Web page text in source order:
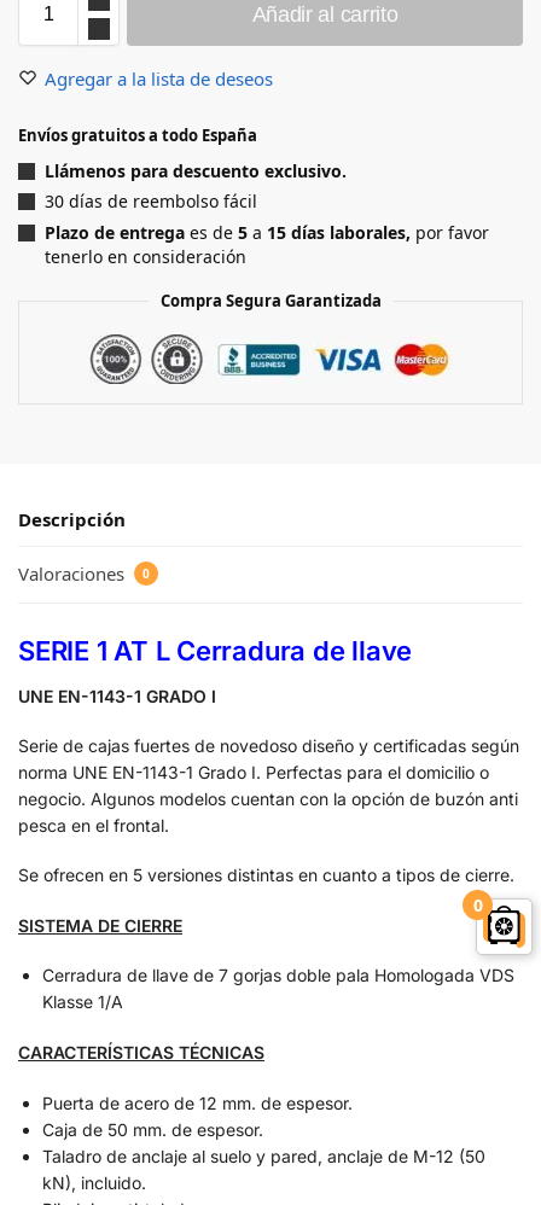
Añadir al carrito
Agregar a la lista de deseos
Envíos gratuitos a todo España
Llámenos para descuento exclusivo.
30 días de reembolso fácil
Plazo de entrega es de 5 a 15 días laborales, por favor
tenerlo en consideración
Compra Segura Garantizada
Descripción
Valoraciones 0
SERIE 1 AT L Cerradura de llave
UNE EN-1143-1 GRADO I
Serie de cajas fuertes de novedoso diseño y certificadas según
norma UNE EN-1143-1 Grado I. Perfectas para el domicilio o
negocio. Algunos modelos cuentan con la opción de buzón anti
pesca en el frontal.
Se ofrecen en 5 versiones distintas en cuanto a tipos de cierre.
SISTEMA DE CIERRE
Cerradura de llave de 7 gorjas doble pala Homologada VDS
Klasse 1/A
CARACTERÍSTICAS TÉCNICAS
Puerta de acero de 12 mm. de espesor.
Caja de 50 mm. de espesor.
Taladro de anclaje al suelo y pared, anclaje de M-12 (50
kN), incluido.
0